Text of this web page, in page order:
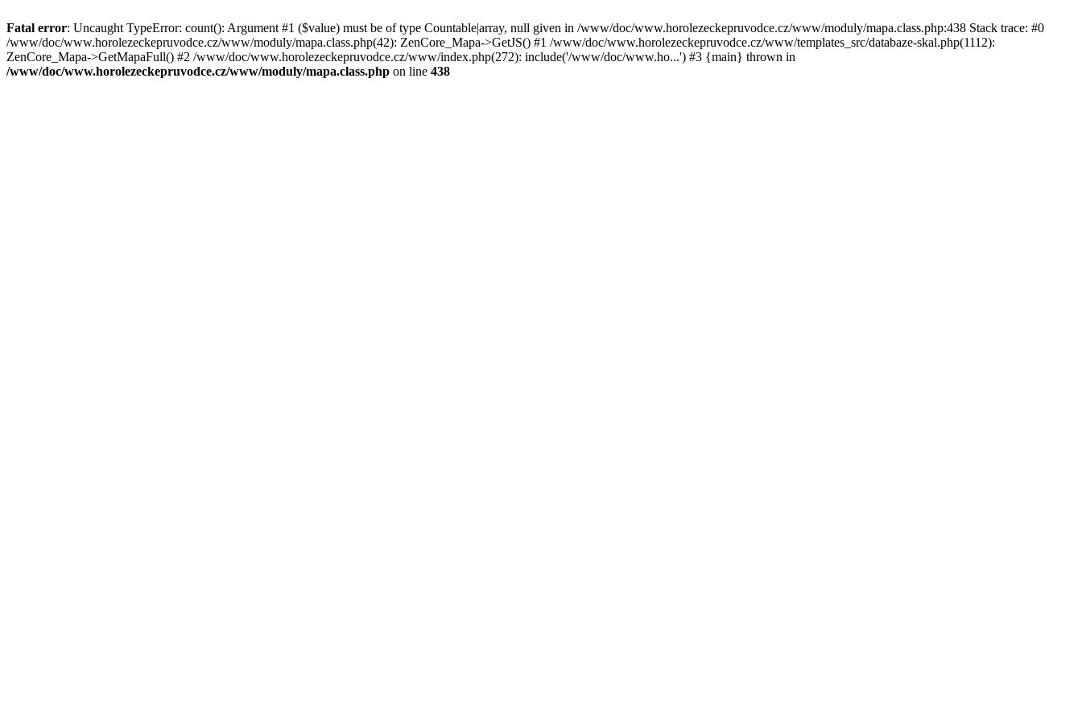
Fatal error: Uncaught TypeError: count(): Argument #1 ($value) must be of type Countable|array, null given in /www/doc/www.horolezeckepruvodce.cz/www/moduly/mapa.class.php:438 Stack trace: #0
/www/doc/www.horolezeckepruvodce.cz/www/moduly/mapa.class.php(42): ZenCore_Mapa->GetJS() #1 /www/doc/www.horolezeckepruvodce.cz/www/templates_src/databaze-skal.php(1112):
ZenCore_Mapa->GetMapaFull() #2 /www/doc/www.horolezeckepruvodce.cz/www/index.php(272): include('/www/doc/www.ho...') #3 {main} thrown in
/www/doc/www.horolezeckepruvodce.cz/www/moduly/mapa.class.php on line 438